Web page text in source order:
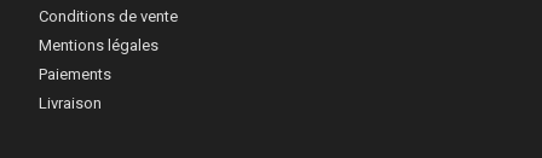
Conditions de vente
Mentions légales
Paiements
Livraison